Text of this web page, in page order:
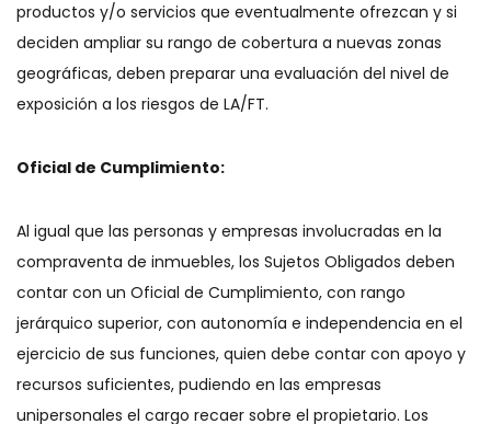
productos y/o servicios que eventualmente ofrezcan y si
deciden ampliar su rango de cobertura a nuevas zonas
geográficas, deben preparar una evaluación del nivel de
exposición a los riesgos de LA/FT.
Oficial de Cumplimiento:
Al igual que las personas y empresas involucradas en la
compraventa de inmuebles, los Sujetos Obligados deben
contar con un Oficial de Cumplimiento, con rango
jerárquico superior, con autonomía e independencia en el
ejercicio de sus funciones, quien debe contar con apoyo y
recursos suficientes, pudiendo en las empresas
unipersonales el cargo recaer sobre el propietario. Los